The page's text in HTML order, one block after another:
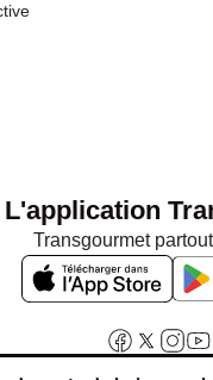
L'application
Transgourmet